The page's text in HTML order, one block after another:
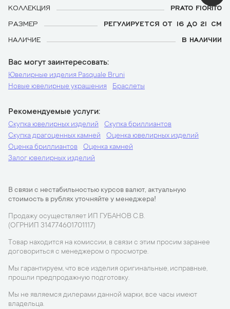
КОЛЛЕКЦИЯ
PRATO FIORITO
РАЗМЕР
РЕГУЛИРУЕТСЯ ОТ 16 ДО 21 СМ
НАЛИЧИЕ
В НАЛИЧИИ
Вас могут заинтересовать
Ювелирные изделия Pasquale Bruni
Новые ювелирные украшения
Браслеты
Рекомендуемые услуги
Скупка ювелирных изделий
Скупка бриллиантов
Скупка драгоценных камней
Оценка ювелирных изделий
Оценка бриллиантов
Оценка камней
Залог ювелирных изделий
В связи с нестабильностью курсов валют, актуальную
стоимость в рублях уточняйте у менеджера!
Продажу осуществляет ИП ГУБАНОВ С.В.
(ОГРНИП 314774601701117)
Товар находится на комиссии, в связи с этим просим заранее
договориться с менеджером о просмотре.
Мы гарантируем, что все изделия оригинальные, исправные,
прошли предпродажную подготовку.
Мы не являемся дилерами данной марки, все часы имеют
владельца.